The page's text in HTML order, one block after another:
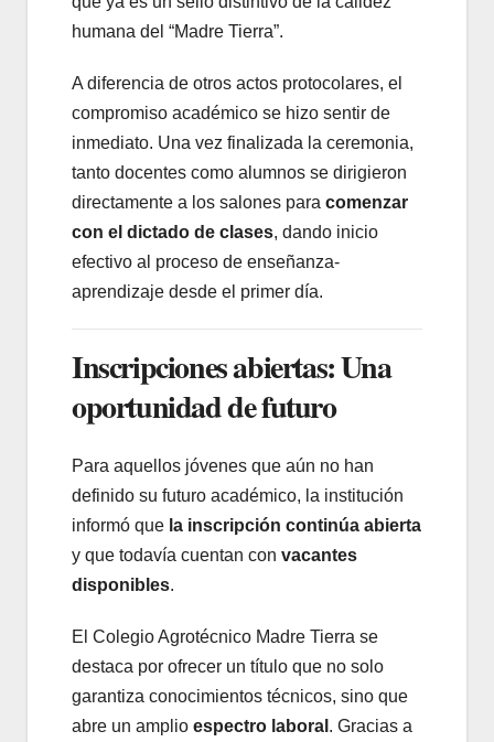
humana del “Madre Tierra”.
A diferencia de otros actos protocolares, el
compromiso académico se hizo sentir de
inmediato. Una vez finalizada la ceremonia,
tanto docentes como alumnos se dirigieron
directamente a los salones para comenzar
con el dictado de clases, dando inicio
efectivo al proceso de enseñanza-
aprendizaje desde el primer día.
Inscripciones abiertas: Una
oportunidad de futuro
Para aquellos jóvenes que aún no han
definido su futuro académico, la institución
informó que la inscripción continúa abierta
y que todavía cuentan con vacantes
disponibles.
El Colegio Agrotécnico Madre Tierra se
destaca por ofrecer un título que no solo
garantiza conocimientos técnicos, sino que
abre un amplio espectro laboral . Gracias a